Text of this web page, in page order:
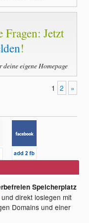
Jetzt
!
eigene Homepage
1 2 »
Speicherplatz
und direkt loslegen mit
Domains und einer